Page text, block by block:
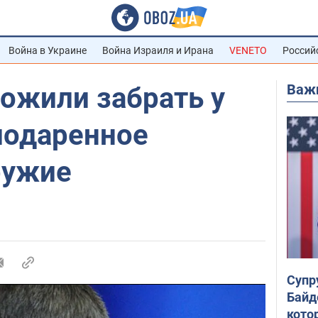
Война в Украине Война Израиля и Ирана VENETO
забрать у